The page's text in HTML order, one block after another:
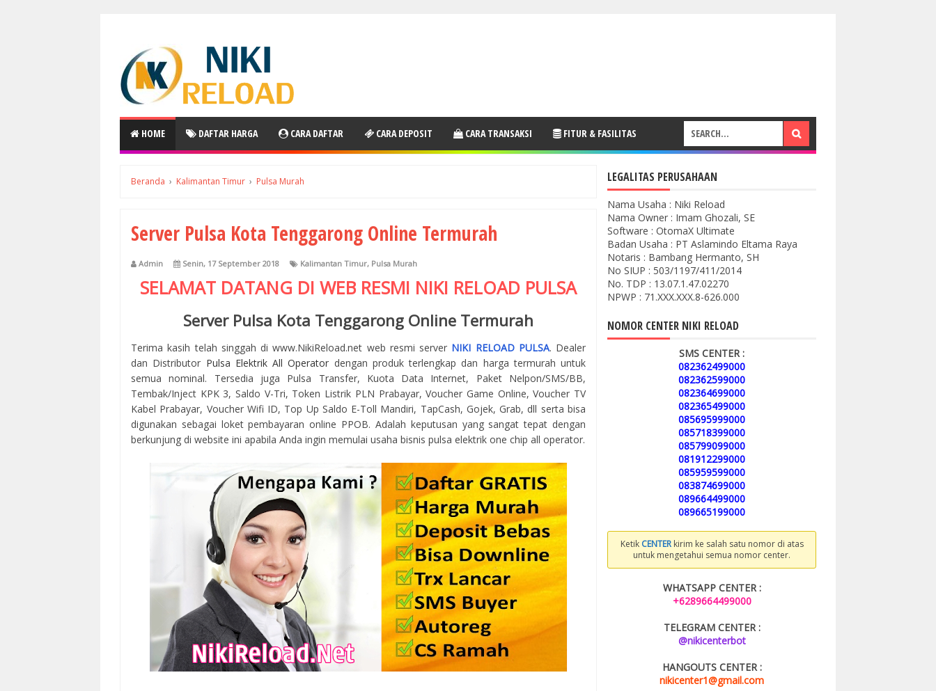
HOME DAFTAR HARGA CARA DAFTAR CARA DEPOSIT CARA TRANSAKSI FITUR & FASILITAS
Beranda › Kalimantan Timur › Pulsa Murah
Server Pulsa Kota Tenggarong Online Termurah
Admin Senin, 17 September 2018 Kalimantan Timur, Pulsa Murah
SELAMAT DATANG DI WEB RESMI NIKI RELOAD PULSA
Server Pulsa Kota Tenggarong Online Termurah
Terima kasih telah singgah di www.NikiReload.net web resmi server NIKI RELOAD PULSA. Dealer
dan Distributor Pulsa Elektrik All Operator dengan produk terlengkap dan harga termurah untuk
semua nominal. Tersedia juga Pulsa Transfer, Kuota Data Internet, Paket Nelpon/SMS/BB,
Tembak/Inject KPK 3, Saldo V-Tri, Token Listrik PLN Prabayar, Voucher Game Online, Voucher TV
Kabel Prabayar, Voucher Wifi ID, Top Up Saldo E-Toll Mandiri, TapCash, Gojek, Grab, dll serta bisa
digunakan sebagai loket pembayaran online PPOB. Adalah keputusan yang sangat tepat dengan
berkunjung di website ini apabila Anda ingin memulai usaha bisnis pulsa elektrik one chip all operator.
LEGALITAS PERUSAHAAN
Nama Usaha : Niki Reload
Nama Owner : Imam Ghozali, SE
Software : OtomaX Ultimate
Badan Usaha : PT Aslamindo Eltama Raya
Notaris : Bambang Hermanto, SH
No SIUP : 503/1197/411/2014
No. TDP : 13.07.1.47.02270
NPWP : 71.XXX.XXX.8-626.000
NOMOR CENTER NIKI RELOAD
SMS CENTER :
082362499000
082362599000
082364699000
082365499000
085695999000
085718399000
085799099000
081912299000
085959599000
083874699000
089664499000
089665199000
Ketik CENTERkirim ke salah satu nomor di atas
untuk mengetahui semua nomor center.
WHATSAPP CENTER :
+6289664499000
TELEGRAM CENTER :
@nikicenterbot
HANGOUTS CENTER :
nikicenter1@gmail.com